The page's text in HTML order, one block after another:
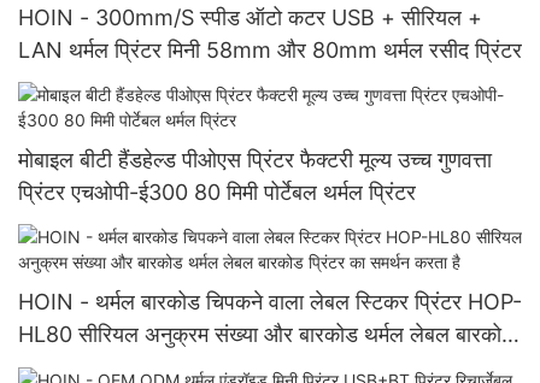
HOIN - 300mm/S स्पीड ऑटो कटर USB + सीरियल +
LAN थर्मल प्रिंटर मिनी 58mm और 80mm थर्मल रसीद प्रिंटर
मोबाइल बीटी हैंडहेल्ड पीओएस प्रिंटर फैक्टरी मूल्य उच्च गुणवत्ता
प्रिंटर एचओपी-ई300 80 मिमी पोर्टेबल थर्मल प्रिंटर
HOIN - थर्मल बारकोड चिपकने वाला लेबल स्टिकर प्रिंटर HOP-
HL80 सीरियल अनुक्रम संख्या और बारकोड थर्मल लेबल बारकोड
प्रिंटर का समर्थन करता है